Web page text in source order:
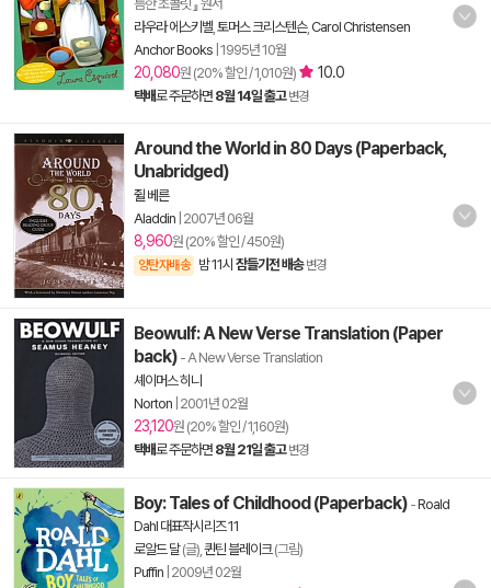
름한 초콜릿 』 원서
라우라 에스키벨 토머스 크리스텐슨, Carol Christensen
Anchor Books 1995년 10월
20,080원 (20% 할인 / 1,010원) 10.0
택배로 주문하면 8월 14일 출고 변경
Around the World in 80 Days (Paperback,
Unabridged)
쥘 베른
Aladdin 2007년 06월
8,960원 (20% 할인 / 450원)
양탄자배송 밤 11시 잠들기전 배송 변경
Beowulf: A New Verse Translation (Paper
back) - A New Verse Translation
셰이머스 히니
Norton 2001년 02월
23,120원 (20% 할인 / 1,160원)
택배로 주문하면 8월 21일 출고 변경
Boy: Tales of Childhood (Paperback) -Roald
Dahl 대표작시리즈 11
로알드 달(글), 퀸틴 블레이크(그림)
Puffin 2009년 02월